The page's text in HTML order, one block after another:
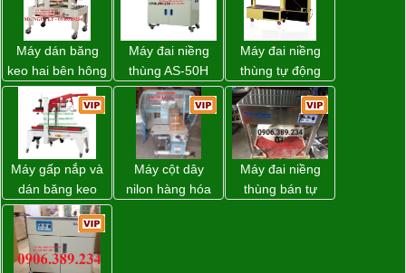
Khâu Đóng Gói
Máy dán băng
keo hai bên hông
thùng carton
WP-5050SA giá
rẻ Miền Nam
Máy đai niềng
thùng AS-50H
Wellpack
Máy đai niềng
thùng tự động
DBA-80A Đài
Loan giá rẻ
Máy gấp nắp và
dán băng keo
thùng carton tự
động WP-5050F
giá rẻ
Máy cột dây
nilon hàng hóa
Máy đai niềng
thùng bán tự